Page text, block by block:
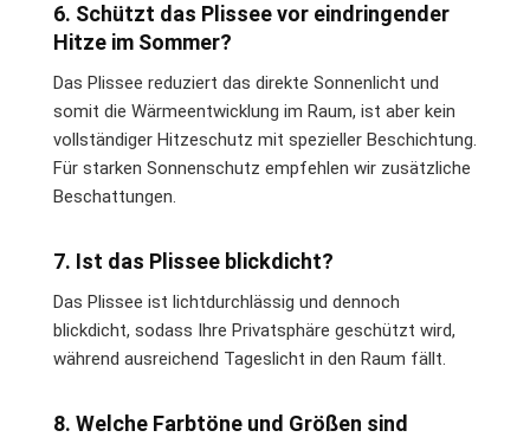
6. Schützt das Plissee vor eindringender
Hitze im Sommer?
Das Plissee reduziert das direkte Sonnenlicht und
somit die Wärmeentwicklung im Raum, ist aber kein
vollständiger Hitzeschutz mit spezieller Beschichtung.
Für starken Sonnenschutz empfehlen wir zusätzliche
Beschattungen.
7. Ist das Plissee blickdicht?
Das Plissee ist lichtdurchlässig und dennoch
blickdicht, sodass Ihre Privatsphäre geschützt wird,
während ausreichend Tageslicht in den Raum fällt.
8. Welche Farbtöne und Größen sind